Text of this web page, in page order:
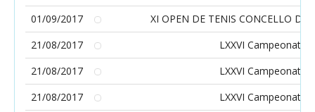
01/09/2017
XI OPEN DE TENIS CONCELLO DE
21/08/2017
LXXVI Campeonato
21/08/2017
LXXVI Campeonato
21/08/2017
LXXVI Campeonato